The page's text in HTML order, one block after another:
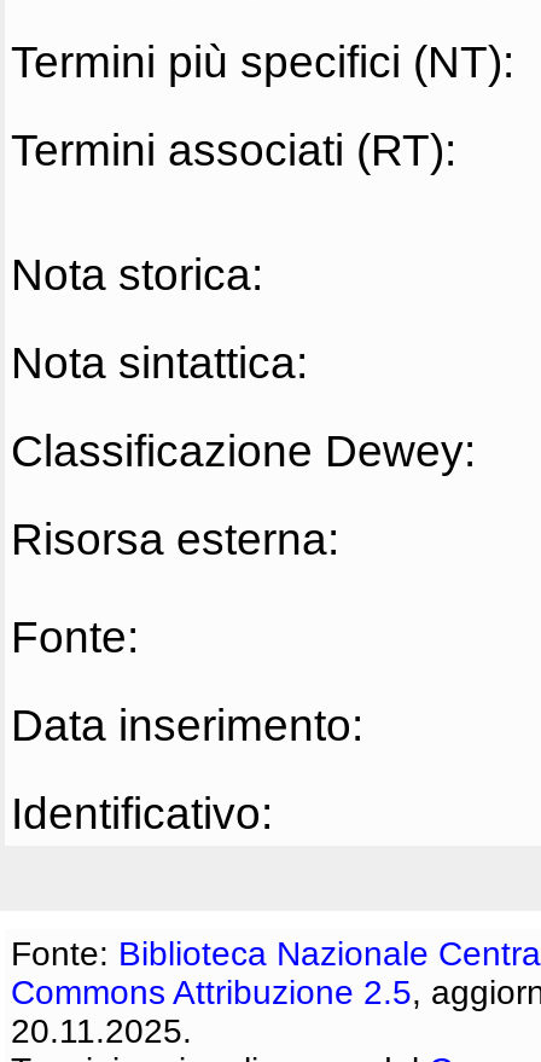
Termini più specifici (NT):
Termini associati (RT):
Nota storica:
Nota sintattica:
Classificazione Dewey:
Risorsa esterna:
Fonte:
Data inserimento:
Identificativo:
Fonte: Biblioteca Nazionale
Commons Attribuzione 2.5,
20.11.2025.